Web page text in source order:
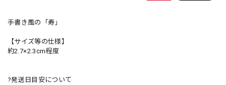
手書き風の「寿」
【サイズ等の仕様】
約2.7×2.3cm程度
?発送日目安について